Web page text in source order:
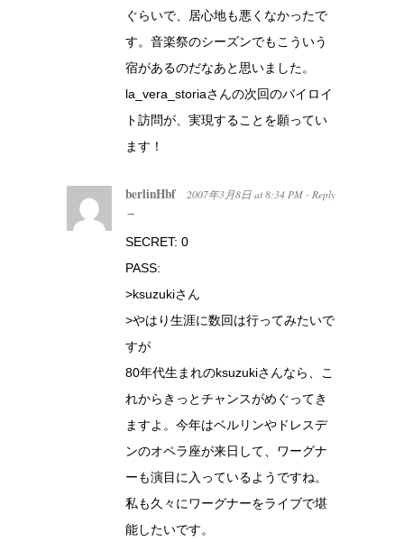
ぐらいで、居心地も悪くなかったで
す。音楽祭のシーズンでもこういう
宿があるのだなあと思いました。
la_vera_storiaさんの次回のバイロイ
ト訪問が、実現することを願ってい
ます！
berlinHbf 2007年3月8日 at 8:34 PM · Reply
→
SECRET: 0
PASS:
>ksuzukiさん
>やはり生涯に数回は行ってみたいで
すが
80年代生まれのksuzukiさんなら、こ
れからきっとチャンスがめぐってき
ますよ。今年はベルリンやドレスデ
ンのオペラ座が来日して、ワーグナ
ーも演目に入っているようですね。
私も久々にワーグナーをライブで堪
能したいです。